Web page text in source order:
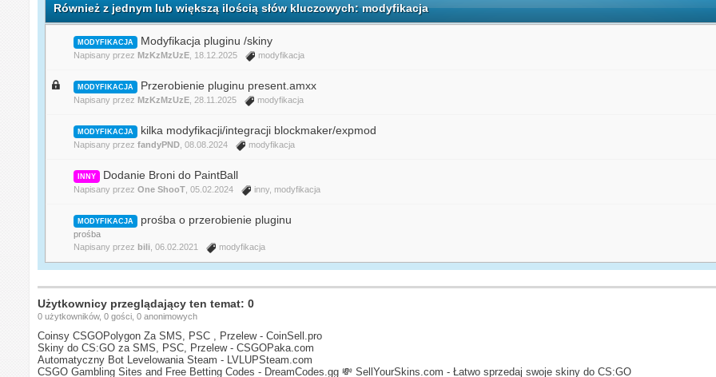
Również z jednym lub większą ilością słów kluczowych: modyfikacja
MODYFIKACJA Modyfikacja pluginu /skiny
Napisany przez MzKzMzUzE , 18.12.2025 modyfikacja
MODYFIKACJA Przerobienie pluginu present.amxx
Napisany przez MzKzMzUzE , 28.11.2025 modyfikacja
MODYFIKACJA kilka modyfikacji/integracji blockmaker/expmod
Napisany przezfandyPND , 08.08.2024 modyfikacja
INNY Dodanie Broni do PaintBall
Napisany przezOne ShooT , 05.02.2024 inny, modyfikacja
MODYFIKACJA prośba o przerobienie pluginu
prośba
Napisany przez bili , 06.02.2021 modyfikacja
Użytkownicy przeglądający ten temat: 0
0 użytkowników, 0 gości, 0 anonimowych
Coinsy CSGOPolygon Za SMS, PSC , Przelew - CoinSell.pro
Skiny do CS:GO za SMS, PSC, Przelew - CSGOPaka.com
Automatyczny Bot Levelowania Steam - LVLUPSteam.com
CSGO Gambling Sites and Free Betting Codes - DreamCodes.gg 💸 SellYourSkins.com - Łatwo sprzedaj swoje skiny do CS:GO